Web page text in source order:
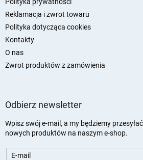
Reklamacja i zwrot towaru
Polityka dotycząca cookies
Kontakty
O nas
Zwrot produktów z zamówienia
Odbierz newsletter
Wpisz swój e-mail, a my będziemy
nowych produktów na naszym e-shop.
E-mail